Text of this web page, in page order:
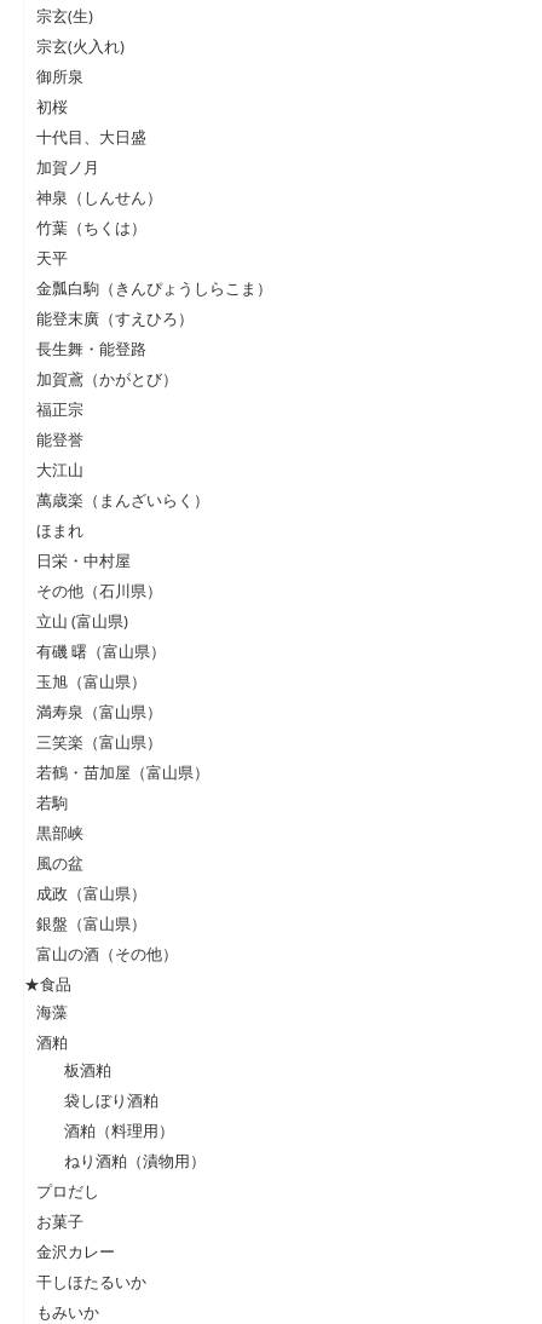
宗玄(生)
宗玄(火入れ)
御所泉
初桜
十代目、大日盛
加賀ノ月
神泉（しんせん）
竹葉（ちくは）
天平
金瓢白駒（きんぴょうしらこま）
能登末廣（すえひろ）
長生舞・能登路
加賀鳶（かがとび）
福正宗
能登誉
大江山
萬歳楽（まんざいらく）
ほまれ
日栄・中村屋
その他（石川県）
立山 (富山県)
有磯 曙（富山県）
玉旭（富山県）
満寿泉（富山県）
三笑楽（富山県）
若鶴・苗加屋（富山県）
若駒
黒部峡
風の盆
成政（富山県）
銀盤（富山県）
富山の酒（その他）
★食品
海藻
酒粕
板酒粕
袋しぼり酒粕
酒粕（料理用）
ねり酒粕（漬物用）
プロだし
お菓子
金沢カレー
干しほたるいか
もみいか